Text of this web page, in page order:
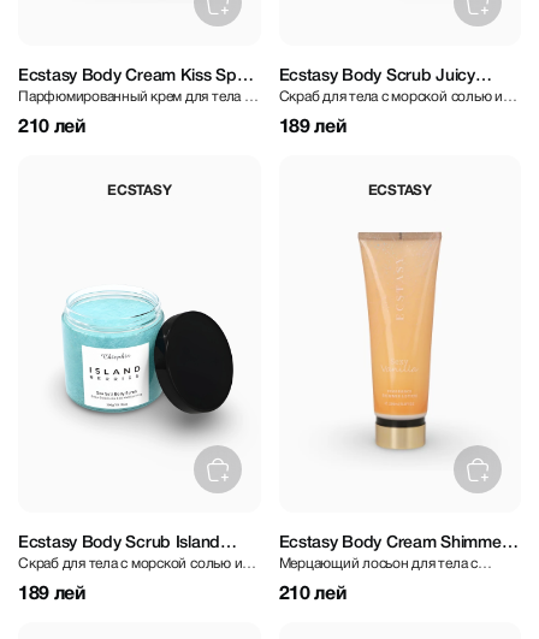
Ecstasy Body Cream Kiss Spell
236 ml
Парфюмированный крем для тела со
сладким ароматом
210 лей
Ecstasy Body Scrub Juicy
Grape 300 gr
Скраб для тела с морской солью и
ароматом винограда
189 лей
ECSTASY
Ecstasy Body Scrub Island
Berries 300 gr
Скраб для тела с морской солью и
ягодным ароматом
189 лей
ECSTASY
Ecstasy Body Cream Shimmer
Sexy Vanilla 250 ml
Мерцающий лосьон для тела с
ароматом ванили
210 лей